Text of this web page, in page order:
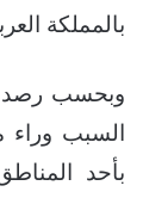
بالمملكة
وبحسب رصد
السبب
بأحد